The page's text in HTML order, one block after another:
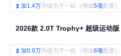
加1.4万升级为下一款（增加5项配置）
2026款 2.0T Trophy+ 超级运动版
加0.9万升级为下一款（增加6项配置）